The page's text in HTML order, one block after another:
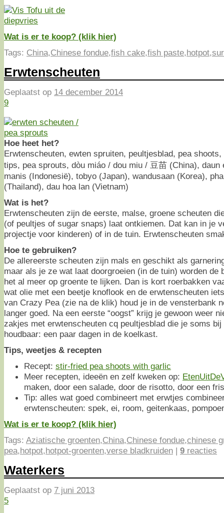
Wat is er te koop? (klik hier)
Tags: China,Chinese fondue,fish cake,fish paste,hotpot,
Erwtenscheuten
Geplaatst op 14 december 2014
9
Hoe heet het?
Erwtenscheuten, ewten spruiten, peultjesblad, pea
tips, pea sprouts, dòu miáo / dou miu / 豆苗 (China), daun
manis (Indonesië), tobyo (Japan), wandusaan (Korea),
(Thailand), dau hoa lan (Vietnam)
Wat is het?
Erwtenscheuten zijn de eerste, malse, groene scheuten
(of peultjes of sugar snaps) laat ontkiemen. Dat kan in je
projectje voor kinderen) of in de tuin. Erwtenscheuten
Hoe te gebruiken?
De allereerste scheuten zijn mals en geschikt als
maar als je ze wat laat doorgroeien (in de tuin) worden de
het al meer op groente te lijken. Dan is kort roerbakken
wat olie met een beetje knoflook en de erwtenscheuten
van Crazy Pea (zie na de klik) houd je in de vensterbank
langer goed. Na een eerste “oogst” krijg je gewoon weer
zakjes met erwtenscheuten cq peultjesblad die je soms
houdbaar: een paar dagen in de koelkast.
Tips, weetjes & recepten
Recept: stir-fried pea shoots with garlic
Meer recepten, ideeën en zelf kweken op:
maken, door een salade, door de risotto, door een
Tip: alles wat goed combineert met erwtjes
erwtenscheuten: spek, ei, room, geitenkaas,
Wat is er te koop? (klik hier)
Tags: Aziatische groenten,China,Chinese fondue,chinese
pea,hotpot,hotpot-groenten,verse bladkruiden | 9 reacties
Waterkers
Geplaatst op 7 juni 2013
5